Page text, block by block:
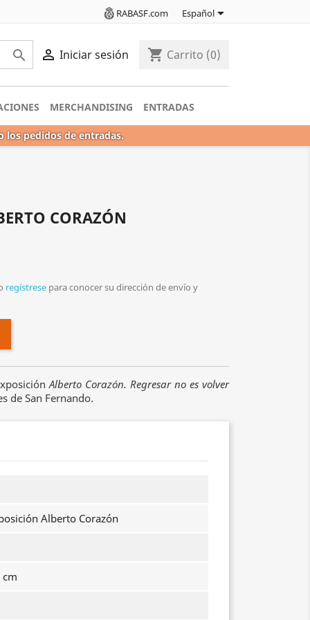
RABASF.com Español
  Iniciar sesión shopping_cart Carrito (0)
MERCHANDISING ENTRADAS
los pedidos de entradas.
CORAZÓN
regístrese para conocer su dirección de envío y
Alberto Corazón. Regresar no es volver
de San Fernando.
Alberto Corazón
cm